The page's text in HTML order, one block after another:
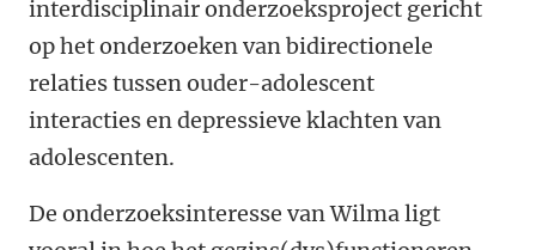
interdisciplinair onderzoeksproject gericht
op het onderzoeken van bidirectionele
relaties tussen ouder-adolescent
interacties en depressieve klachten van
adolescenten.
De onderzoeksinteresse van Wilma ligt